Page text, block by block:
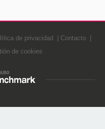
de privacidad
Contacto
de cookies